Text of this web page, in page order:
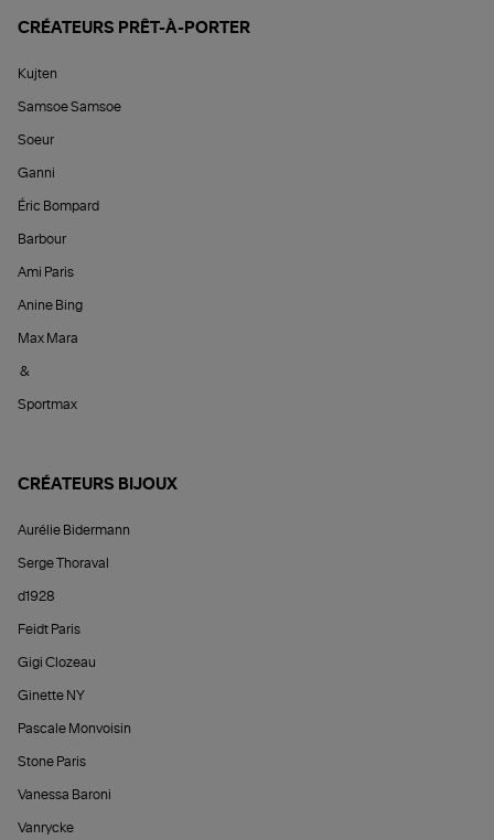
CRÉATEURS PRÊT-À-PORTER
Kujten
Samsoe Samsoe
Soeur
Ganni
Éric Bompard
Barbour
Ami Paris
Anine Bing
Max Mara
&
Sportmax
CRÉATEURS BIJOUX
Aurélie Bidermann
Serge Thoraval
d1928
Feidt Paris
Gigi Clozeau
Ginette NY
Pascale Monvoisin
Stone Paris
Vanessa Baroni
Vanrycke